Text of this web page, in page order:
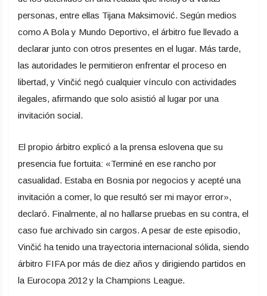
personas, entre ellas Tijana Maksimović. Según medios
como A Bola y Mundo Deportivo, el árbitro fue llevado a
declarar junto con otros presentes en el lugar. Más tarde,
las autoridades le permitieron enfrentar el proceso en
libertad, y Vinčić negó cualquier vínculo con actividades
ilegales, afirmando que solo asistió al lugar por una
invitación social.
El propio árbitro explicó a la prensa eslovena que su
presencia fue fortuita: «Terminé en ese rancho por
casualidad. Estaba en Bosnia por negocios y acepté una
invitación a comer, lo que resultó ser mi mayor error»,
declaró. Finalmente, al no hallarse pruebas en su contra, el
caso fue archivado sin cargos. A pesar de este episodio,
Vinčić ha tenido una trayectoria internacional sólida, siendo
árbitro FIFA por más de diez años y dirigiendo partidos en
la Eurocopa 2012 y la Champions League.